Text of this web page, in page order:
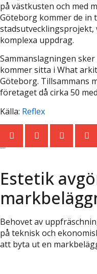
på västkusten och med
Göteborg kommer de in
komplexa uppdrag.
Sammanslagningen
kommer sitta i What
Göteborg. Tillsammans
företaget då cirka 50
Källa: Reflex
Estetik
Behovet av
på teknisk och
att byta ut en